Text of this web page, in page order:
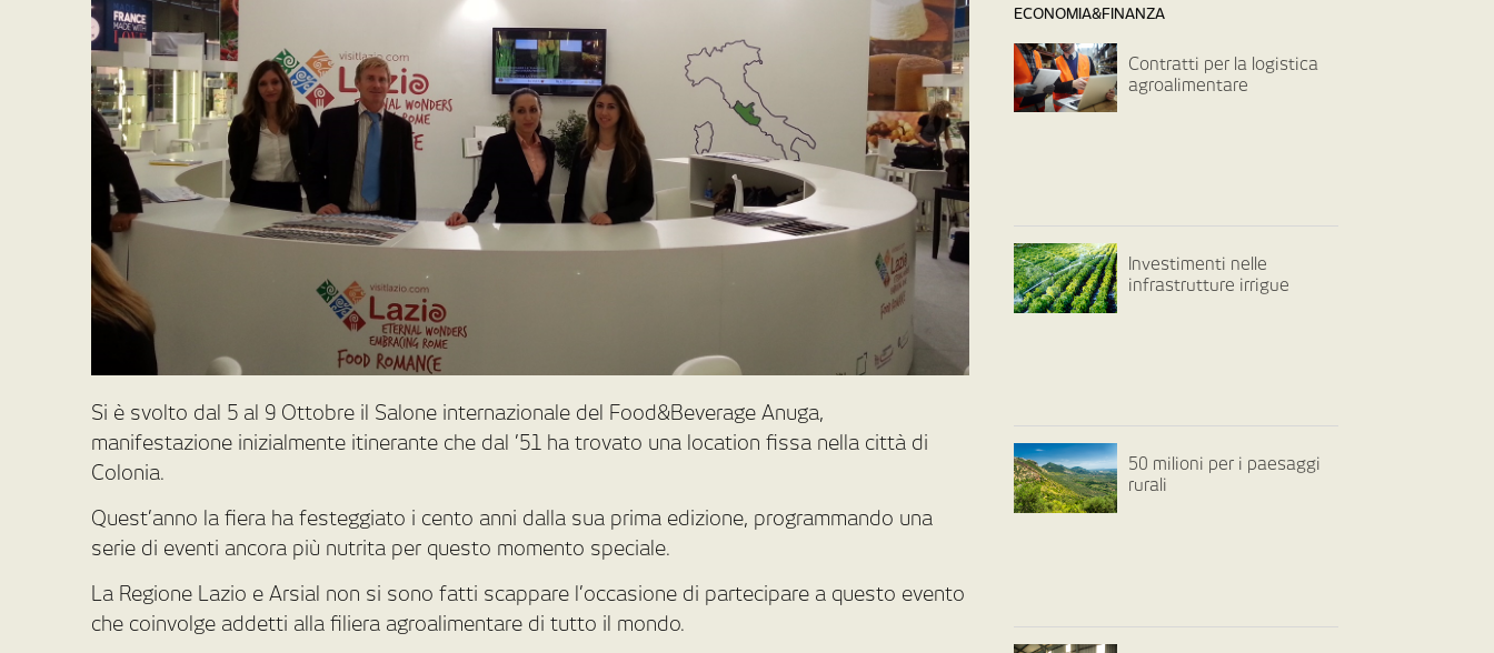
Si è svolto dal 5 al 9 Ottobre il Salone internazionale del Food&Beverage Anuga,
manifestazione inizialmente itinerante che dal ’51 ha trovato una location fissa nella città di
Colonia.
Quest’anno la fiera ha festeggiato i cento anni dalla sua prima edizione, programmando una
serie di eventi ancora più nutrita per questo momento speciale.
La Regione Lazio e Arsial non si sono fatti scappare l’occasione di partecipare a questo evento
che coinvolge addetti alla filiera agroalimentare di tutto il mondo.
ECONOMIA&FINANZA
Contratti per la logistica
agroalimentare
Investimenti nelle
infrastrutture irrigue
50 milioni per i paesaggi
rurali